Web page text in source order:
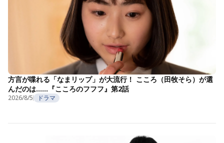
方言が喋れる「なまリップ」が大流行！ こころ（田牧そら）が選
んだのは……『こころのフフフ』第2話
2026/8/5 ドラマ